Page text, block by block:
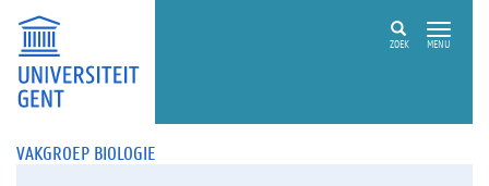
ZOEK MENU
VAKGROEP BIOLOGIE